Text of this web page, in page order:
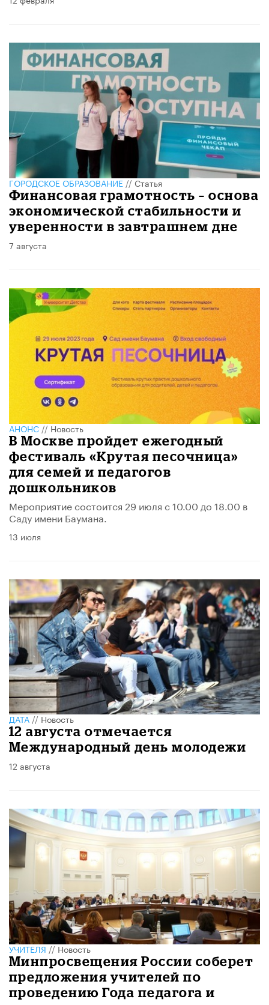
ГОРОДСКОЕ ОБРАЗОВАНИЕ//Статья
Финансовая грамотность – основа
экономической стабильности и
уверенности в завтрашнем дне
7 августа
АНОНС//Новость
В Москве пройдет ежегодный
фестиваль «Крутая песочница»
для семей и педагогов
дошкольников
​Мероприятие состоится 29 июля с 10.00 до 18.00 в
Саду имени Баумана.
13 июля
ДАТА//Новость
12 августа отмечается
Международный день молодежи
12 августа
УЧИТЕЛЯ//Новость
Минпросвещения России соберет
предложения учителей по
проведению Года педагога и